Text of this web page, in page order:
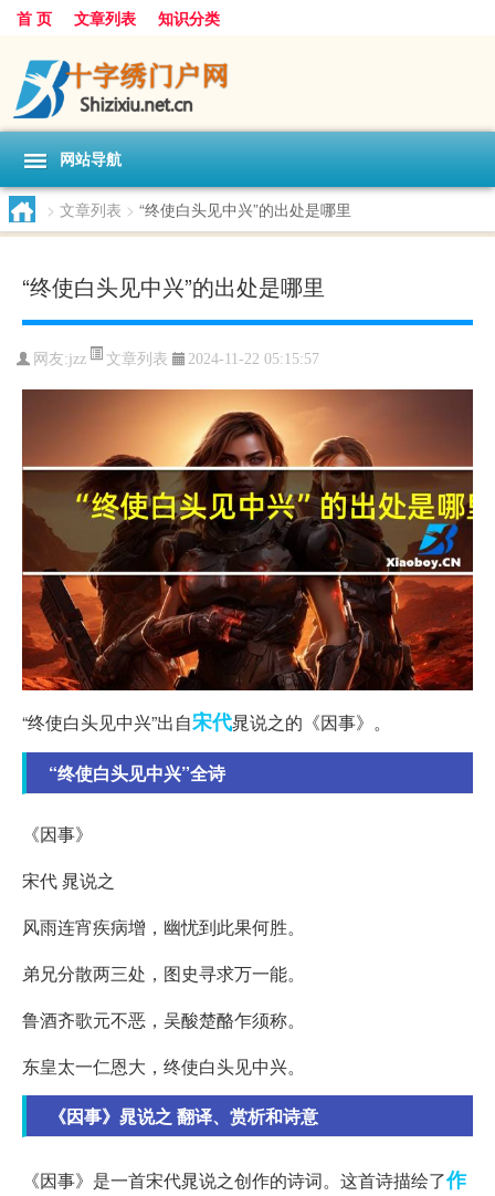
首 页 文章列表 知识分类
网站导航
> 文章列表 > “终使白头见中兴”的出处是哪里
“终使白头见中兴”的出处是哪里
网友:jzz 文章列表 2024-11-22 05:15:57
“终使白头见中兴”出自宋代晁说之的《因事》。
“终使白头见中兴”全诗
《因事》
宋代 晁说之
风雨连宵疾病增，幽忧到此果何胜。
弟兄分散两三处，图史寻求万一能。
鲁酒齐歌元不恶，吴酸楚酪乍须称。
东皇太一仁恩大，终使白头见中兴。
《因事》晁说之 翻译、赏析和诗意
《因事》是一首宋代晁说之创作的诗词。这首诗描绘了作